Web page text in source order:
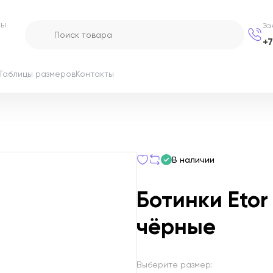
размеровКонтакты
В наличии
Ботинки
чёрные
Выберите размер: